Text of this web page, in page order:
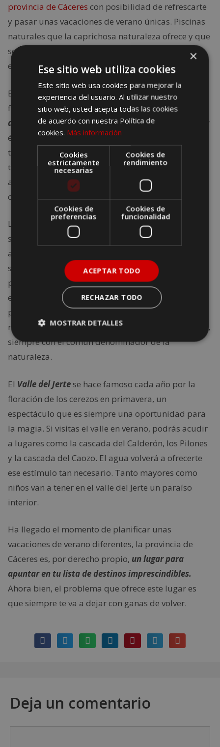
provincia de Cáceres con posibilidad de refrescarte
y pasar unas vacaciones de verano únicas. Piscinas
naturales que la caprichosa naturaleza ofrece y que
son un punto de encuentro para los visitantes,
especialmente aquellos que viajan con niños.
Esta provincia cuenta también con extensas masas
forestales por ejemplo, todala comarca de la Sierra
de Gataofrece paisajes espectaculares en cualquier
época del año y en verano cuentas con piscinas
totalmente naturales en las que refrescar los pies
tras un paseo o relajarte mientras te refrescas. El
agua y la naturaleza se dan aquí de la mano para
que puedas hacer que el tiempo se pare.
La zona de Las Hurdes
es diferente, contando
solamente con seis localidades, pero multitud de
aldeas. Pero si lo que deseas es refrescarte, el agua
siempre va a estar siempre ofreciendo muchísimas
posibilidades diferentes. El verano en esta comarca
es totalmente diferente a lo que puedas llegar a
pensar, es una de las zonas más tranquilas de
nuestro país y su oferta de ocio es bastante variada,
siempre con el común denominador de la
naturaleza.
El Valle del Jertese hace famoso cada año por la
floración de los cerezos en primavera, un
espectáculo que es siempre una oportunidad para
la magia. Si visitas el valle en verano, podrás acudir
a lugares como la cascada del Calderón, los Pilones
y la cascada del Caozo. El agua volverá a ofrecerte
ese estímulo tan necesario. Tanto mayores como
niños van a tener en el valle del Jerte un paraíso
interior.
Ha llegado el momento de planificar unas
vacaciones de verano diferentes, la provincia de
Cáceres es, por derecho propio, un lugar para
apuntar en tu lista de destinos imprescindibles.
Ahora bien, el problema que ofrece este lugar es
que siempre te va a dejar con ganas de volver.
Deja un comentario
×
Ese sitio web utiliza cookies
Este sitio web usa cookies para mejorar la
experiencia del usuario. Al utilizar nuestro
sitio web, usted acepta todas las cookies
de acuerdo con nuestra Política de
cookies. Más información
Cookies
estrictamente
necesarias
Cookies de
rendimiento
Cookies de
preferencias
Cookies de
funcionalidad
ACEPTAR TODO
RECHAZAR TODO
MOSTRAR DETALLES